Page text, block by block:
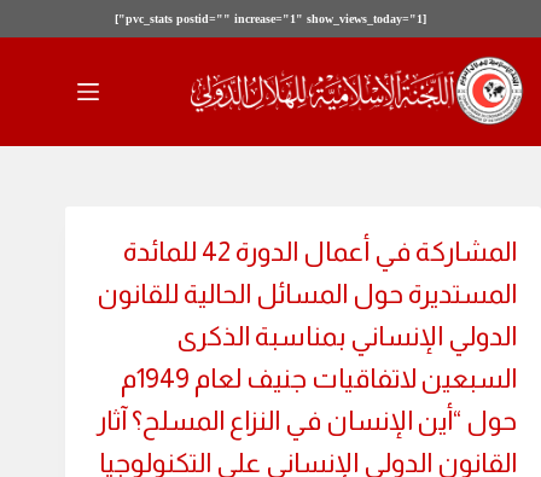
[pvc_stats postid="" increase="1" show_views_today="1"]
إلى
المحتوى
المشاركة في أعمال الدورة 42 للمائدة
المستديرة حول المسائل الحالية للقانون
الدولي الإنساني بمناسبة الذكرى
السبعين لاتفاقيات جنيف لعام 1949م
حول “أين الإنسان في النزاع المسلح؟ آثار
القانون الدولي الإنساني على التكنولوجيا